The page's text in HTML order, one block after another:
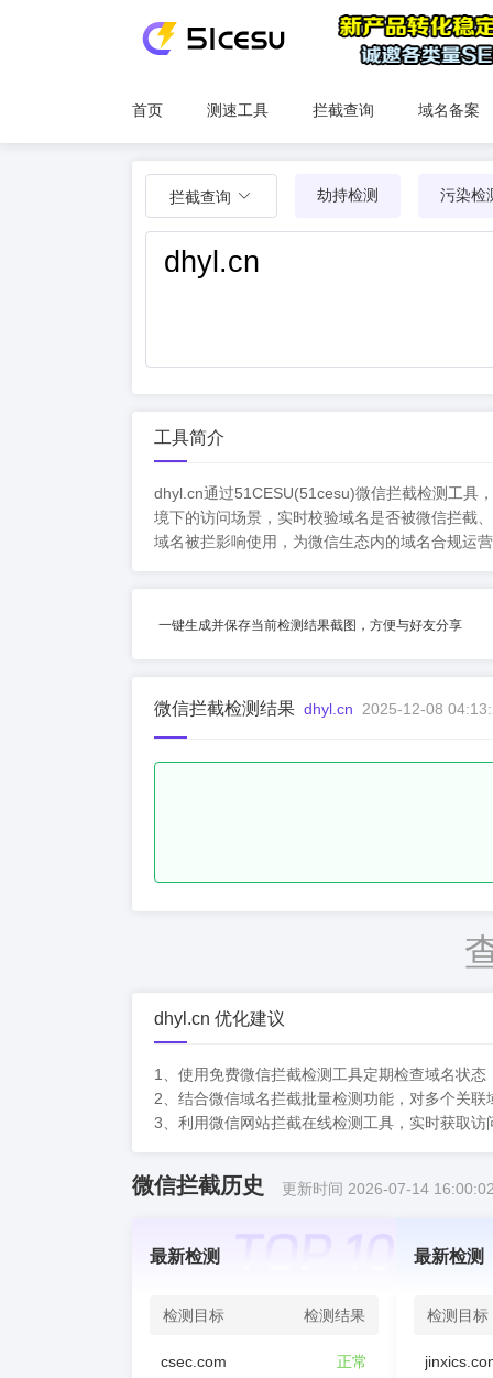
首页 测速工具 拦截查询 域名备案
拦截查询 劫持检测 污染检
工具简介
dhyl.cn通过51CESU(51cesu)微信拦截检测工具
境下的访问场景，实时校验域名是否被微信拦截
域名被拦影响使用，为微信生态内的域名合规运
一键生成并保存当前检测结果截图，方便与好友分享
微信拦截检测结果 dhyl.cn 2025-12-08
dhyl.cn 优化建议
1、使用免费微信拦截检测工具定期检查域名状
2、结合微信域名拦截批量检测功能，对多个关
3、利用微信网站拦截在线检测工具，实时获取
微信拦截历史 更新时间 2026-07-14
最新检测
检测目标 检测结果
csec.com 正常
最新检测
检测目标